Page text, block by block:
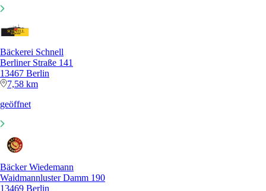
Bäckerei Schnell
Berliner Straße 141
13467 Berlin
7,58 km
geöffnet
Bäcker Wiedemann
Waidmannluster Damm 190
13469 Berlin